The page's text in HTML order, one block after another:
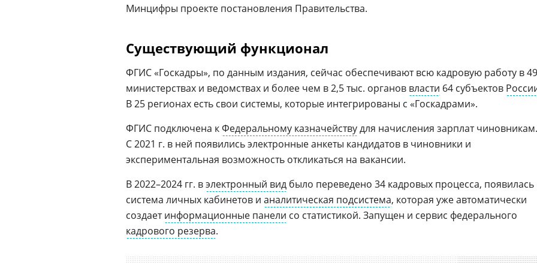
Минцифры проекте постановления Правительства.
Существующий функционал
ФГИС «Госкадры», по данным издания, сейчас обеспечивают всю кадровую работу в 49
министерствах и ведомствах и более чем в 2,5 тыс. органов власти 64 субъектов
В 25 регионах есть свои системы, которые интегрированы с «Госкадрами».
ФГИС подключена кФедеральному казначействудля начисления зарплат чиновникам.
С 2021 г. в ней появились электронные анкеты кандидатов в чиновники и
экспериментальная возможность откликаться на вакансии.
В 2022–2024 гг. вэлектронный вид было переведено 34 кадровых процесса, появилась
система личных кабинетов и аналитическая подсистема, которая уже автоматически
создаетинформационные панели со статистикой. Запущен и сервис федерального
кадрового резерва.